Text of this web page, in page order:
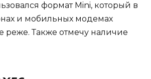
формат Mini, который в
и мобильных модемах
реже. Также отмечу наличие